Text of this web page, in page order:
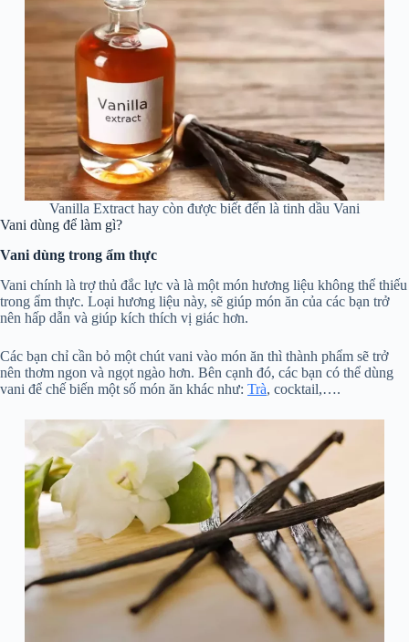
Vanilla Extract hay còn được biết đến là tinh dầu Vani
Vani dùng để làm gì?
Vani dùng trong ẩm thực
Vani chính là trợ thủ đắc lực và là một món hương liệu không thể thiếu
trong ẩm thực. Loại hương liệu này, sẽ giúp món ăn của các bạn trở
nên hấp dẫn và giúp kích thích vị giác hơn.
Các bạn chỉ cần bỏ một chút vani vào món ăn thì thành phẩm sẽ trở
nên thơm ngon và ngọt ngào hơn. Bên cạnh đó, các bạn có thể dùng
vani để chế biến một số món ăn khác như: Trà, cocktail,….